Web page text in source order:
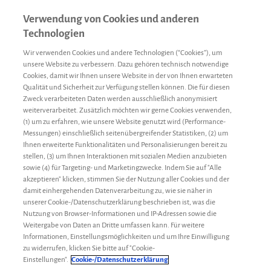
Mythen Gastbeiträge 26. März 2019
Sätze, die ein Hämophilie-Patient nicht mehr
Verwendung von Cookies und anderen
Technologien
Wir verwenden Cookies und andere Technologien (“Cookies”), um
unsere Website zu verbessern. Dazu gehören technisch notwendige
Cookies, damit wir Ihnen unsere Website in der von Ihnen erwarteten
Qualität und Sicherheit zur Verfügung stellen können. Die für diesen
Zweck verarbeiteten Daten werden ausschließlich anonymisiert
weiterverarbeitet. Zusätzlich möchten wir gerne Cookies verwenden,
(1) um zu erfahren, wie unsere Website genutzt wird (Performance-
Messungen) einschließlich seitenübergreifender Statistiken, (2) um
Ihnen erweiterte Funktionalitäten und Personalisierungen bereit zu
stellen, (3) um Ihnen Interaktionen mit sozialen Medien anzubieten
sowie (4) für Targeting- und Marketingzwecke. Indem Sie auf "Alle
akzeptieren" klicken, stimmen Sie der Nutzung aller Cookies und der
damit einhergehenden Datenverarbeitung zu, wie sie näher in
unserer Cookie-/Datenschutzerklärung beschrieben ist, was die
Nutzung von Browser-Informationen und IP-Adressen sowie die
Weitergabe von Daten an Dritte umfassen kann. Für weitere
Informationen, Einstellungsmöglichkeiten und um Ihre Einwilligung
zu widerrufen, klicken Sie bitte auf "Cookie-
Einstellungen". Cookie-/Datenschutzerklärung